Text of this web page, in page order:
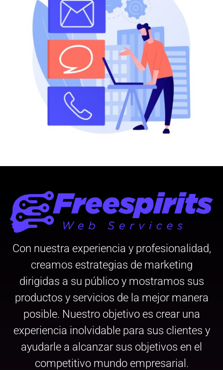
Con nuestra experiencia y profesionalidad,
creamos estrategias de marketing
dirigidas a su público y mostramos sus
productos y servicios de la mejor manera
posible. Nuestro objetivo es crear una
experiencia inolvidable para sus clientes y
ayudarle a alcanzar sus objetivos en el
competitivo mundo empresarial.